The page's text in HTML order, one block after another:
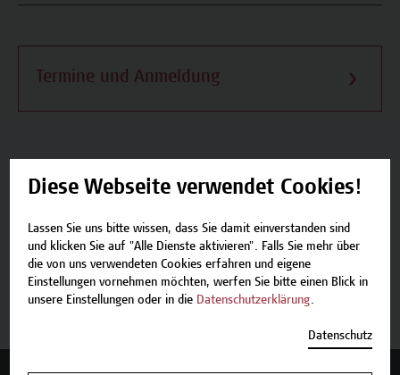
Termine und Anmeldung
Beschreibung
Termine und Anmeldung
Zurück zum Micro-Credential
Diese Webseite verwendet Cookies!
Lassen Sie uns bitte wissen, dass Sie damit einverstanden sind
und klicken Sie auf "Alle Dienste aktivieren". Falls Sie mehr über
die von uns verwendeten Cookies erfahren und eigene
Einstellungen vornehmen möchten, werfen Sie bitte einen Blick in
unsere Einstellungen oder in die Datenschutzerklärung.
Datenschutz